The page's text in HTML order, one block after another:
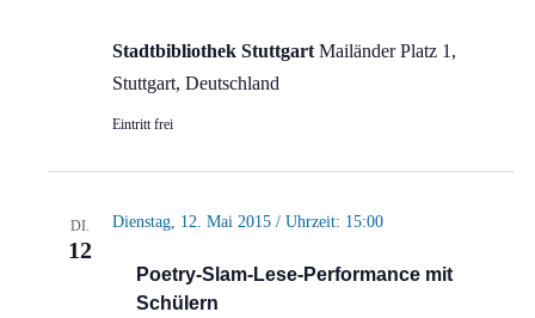
Stadtbibliothek Stuttgart Mailänder Platz 1,
Stuttgart, Deutschland
Eintritt frei
DI.
12
Poetry-Slam-Lese-Performance mit
Schülern
Dienstag, 12. Mai 2015 / Uhrzeit: 15:00